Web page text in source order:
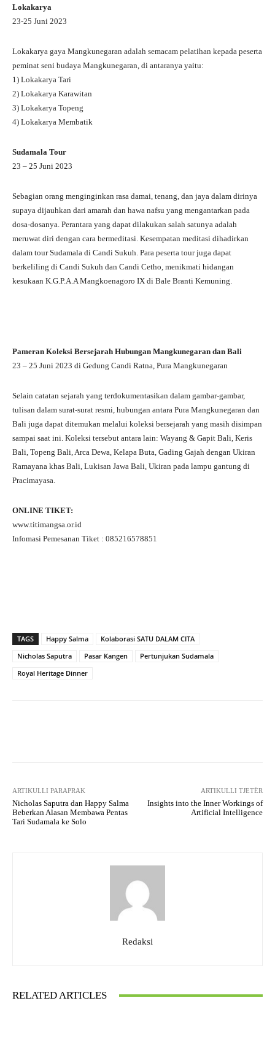
Lokakarya
23-25 Juni 2023
Lokakarya gaya Mangkunegaran adalah semacam pelatihan kepada peserta
peminat seni budaya Mangkunegaran, di antaranya yaitu:
1) Lokakarya Tari
2) Lokakarya Karawitan
3) Lokakarya Topeng
4) Lokakarya Membatik
Sudamala Tour
23 – 25 Juni 2023
Sebagian orang menginginkan rasa damai, tenang, dan jaya dalam dirinya
supaya dijauhkan dari amarah dan hawa nafsu yang mengantarkan pada
dosa-dosanya. Perantara yang dapat dilakukan salah satunya adalah
meruwat diri dengan cara bermeditasi. Kesempatan meditasi dihadirkan
dalam tour Sudamala di Candi Sukuh. Para peserta tour juga dapat
berkeliling di Candi Sukuh dan Candi Cetho, menikmati hidangan
kesukaan K.G.P.A.A Mangkoenagoro IX di Bale Branti Kemuning.
Pameran Koleksi Bersejarah Hubungan Mangkunegaran dan Bali
23 – 25 Juni 2023 di Gedung Candi Ratna, Pura Mangkunegaran
Selain catatan sejarah yang terdokumentasikan dalam gambar-gambar,
tulisan dalam surat-surat resmi, hubungan antara Pura Mangkunegaran dan
Bali juga dapat ditemukan melalui koleksi bersejarah yang masih disimpan
sampai saat ini. Koleksi tersebut antara lain: Wayang & Gapit Bali, Keris
Bali, Topeng Bali, Arca Dewa, Kelapa Buta, Gading Gajah dengan Ukiran
Ramayana khas Bali, Lukisan Jawa Bali, Ukiran pada lampu gantung di
Pracimayasa.
ONLINE TIKET:
www.titimangsa.or.id
Infomasi Pemesanan Tiket : 085216578851
TAGS Happy Salma
Kolaborasi SATU DALAM CITA
Nicholas Saputra
Pasar Kangen
Pertunjukan Sudamala
Royal Heritage Dinner
ARTIKULLI PARAPRAK
Nicholas Saputra dan Happy Salma
Beberkan Alasan Membawa Pentas
Tari Sudamala ke Solo
ARTIKULLI TJETËR
Insights into the Inner Workings of
Artificial Intelligence
Redaksi
RELATED ARTICLES